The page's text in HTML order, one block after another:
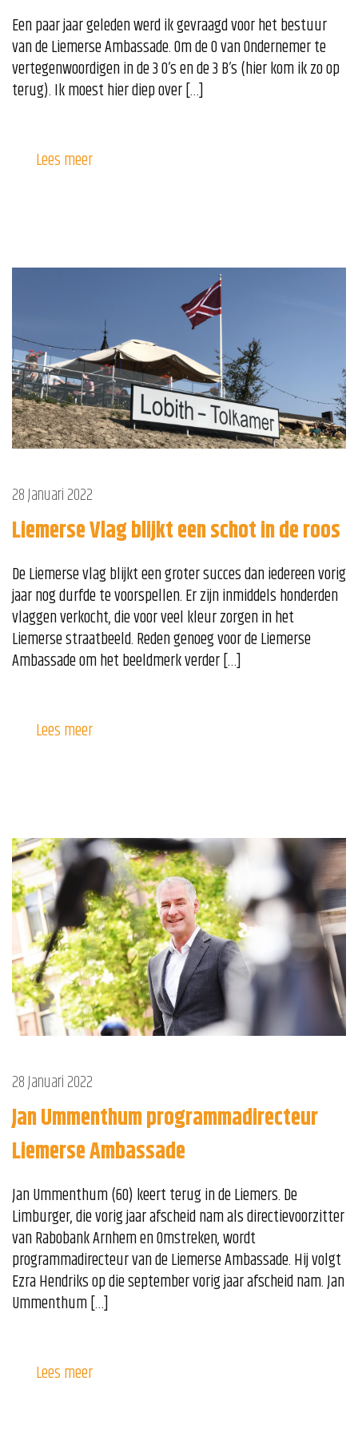
Een paar jaar geleden werd ik gevraagd voor het bestuur
van de Liemerse Ambassade. Om de O van Ondernemer te
vertegenwoordigen in de 3 O’s en de 3 B’s (hier kom ik zo op
terug). Ik moest hier diep over […]
Lees meer
28 Januari 2022
Liemerse Vlag blijkt een schot in de roos
De Liemerse vlag blijkt een groter succes dan iedereen vorig
jaar nog durfde te voorspellen. Er zijn inmiddels honderden
vlaggen verkocht, die voor veel kleur zorgen in het
Liemerse straatbeeld. Reden genoeg voor de Liemerse
Ambassade om het beeldmerk verder […]
Lees meer
28 Januari 2022
Jan Ummenthum programmadirecteur
Liemerse Ambassade
Jan Ummenthum (60) keert terug in de Liemers. De
Limburger, die vorig jaar afscheid nam als directievoorzitter
van Rabobank Arnhem en Omstreken, wordt
programmadirecteur van de Liemerse Ambassade. Hij volgt
Ezra Hendriks op die september vorig jaar afscheid nam. Jan
Ummenthum […]
Lees meer